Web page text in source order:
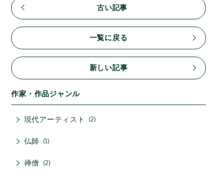
古い記事
一覧に戻る
新しい記事
作家・作品ジャンル
現代アーティスト 2
仏師 1
禅僧 2